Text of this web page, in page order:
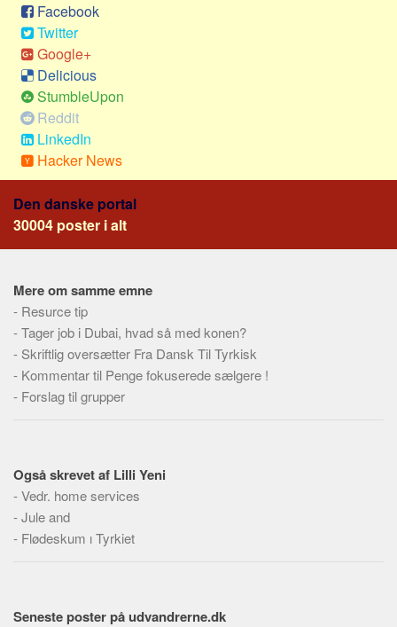
Norge
Thailand
Italien
Grækenland
USA
Alle
Bolig
Job
Investering
Pension og opsparing
Forbrug
Social sikring og sundhed
Aspekter
Køb og salg
Økonomi
Statistik
Facebook
Twitter
Google+
Delicious
StumbleUpon
Reddit
LinkedIn
Hacker News
Den danske portal
30004 poster i alt
Mere om samme emne
- Resurce tip
-Tager job i Dubai, hvad så med konen?
- Skriftlig oversætter Fra Dansk Til Tyrkisk
- Kommentar til Penge fokuserede sælgere !
- Forslag til grupper
Også skrevet af Lilli Yeni
-Vedr. home services
-Jule and
- Flødeskum ı Tyrkiet
Seneste poster på udvandrerne.dk